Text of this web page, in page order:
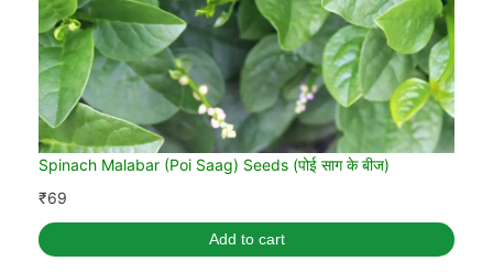
Spinach Malabar (Poi Saag) Seeds (पोई साग के बीज)
₹69
Add to cart